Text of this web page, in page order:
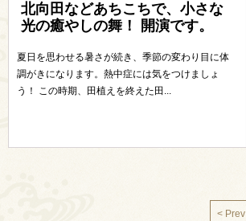
北向田などあちこちで、小さな
光の癒やしの舞！ 開演です。
夏日を思わせる暑さが続き、季節の変わり目に体
調がきになります。熱中症には気をつけましょ
う！ この時期、田植えを終えた田...
< Prev